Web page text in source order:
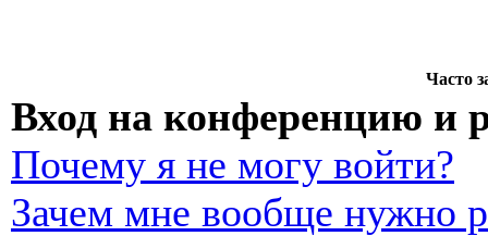
Часто
Вход на конференцию и
Почему я не могу войти?
Зачем мне вообще нужно